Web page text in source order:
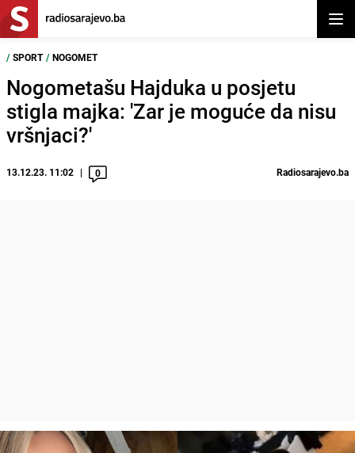
/ SPORT / NOGOMET
Nogometašu Hajduka u posjetu
stigla majka: 'Zar je moguće da nisu
vršnjaci?'
13.12.23. 11:02 0 Radiosarajevo.ba